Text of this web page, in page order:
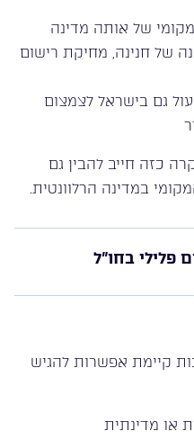
של אותה מדינה
של חנינה, מחיקת רישום
גם בישראל לצמצום
כזה חייב להבין גם
במדינה הרלוונטית.
פלילי בחו”ל
קיימת אפשרות להגיש
או מדינתית